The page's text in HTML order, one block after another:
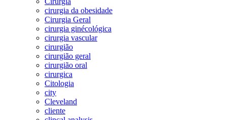
cirurgia da obesidade
Cirurgia Geral
cirurgia ginécológica
cirurgia vascular
cirurgião
cirurgião geral
cirurgião oral
cirurgica
Citologia
city
Cleveland
cliente